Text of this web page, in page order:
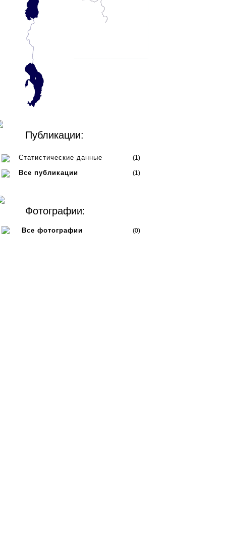
Публикации:
Статистические данные (1)
Все публикации (1)
Фотографии:
Все фотографии (0)